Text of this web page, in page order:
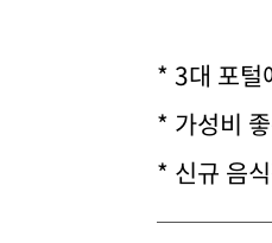
* 3대 포털
* 가성비
* 신규 음